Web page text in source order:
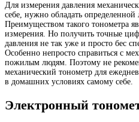
Для измерения давления
себе, нужно обладать
Преимуществом такого тонометра
измерения. Но получить точные
давления не так уже и просто бес
Особенно непросто справиться с
пожилым людям. Поэтому не
механический тонометр для
в домашних условиях самому себе.
Электронный